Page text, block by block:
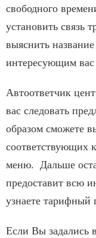
свободного
установить связь
выяснить
интересующим
Автоответчик
вас следовать
образом сможете
соответствующих
меню. Дальше
предоставит всю
узнаете
Если Вы задались